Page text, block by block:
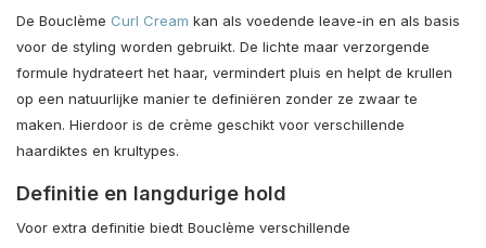
De Bouclème Curl Cream kan als voedende leave-in en als basis
voor de styling worden gebruikt. De lichte maar verzorgende
formule hydrateert het haar, vermindert pluis en helpt de krullen
op een natuurlijke manier te definiëren zonder ze zwaar te
maken. Hierdoor is de crème geschikt voor verschillende
haardiktes en krultypes.
Definitie en langdurige hold
Voor extra definitie biedt Bouclème verschillende